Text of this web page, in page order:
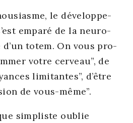
le déve­lop­pe­
empa­ré de la neu­ro­
totem. On vous pro­
votre cer­veau”, de
limi­tantes”, d’être
de vous-même”.
sim­pliste oublie